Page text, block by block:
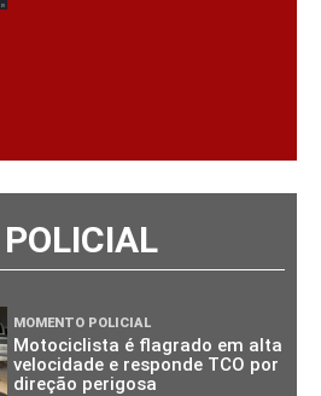
MOMENTO POLICIAL
Motociclista é flagrado em alta
velocidade e responde TCO por
direção perigosa